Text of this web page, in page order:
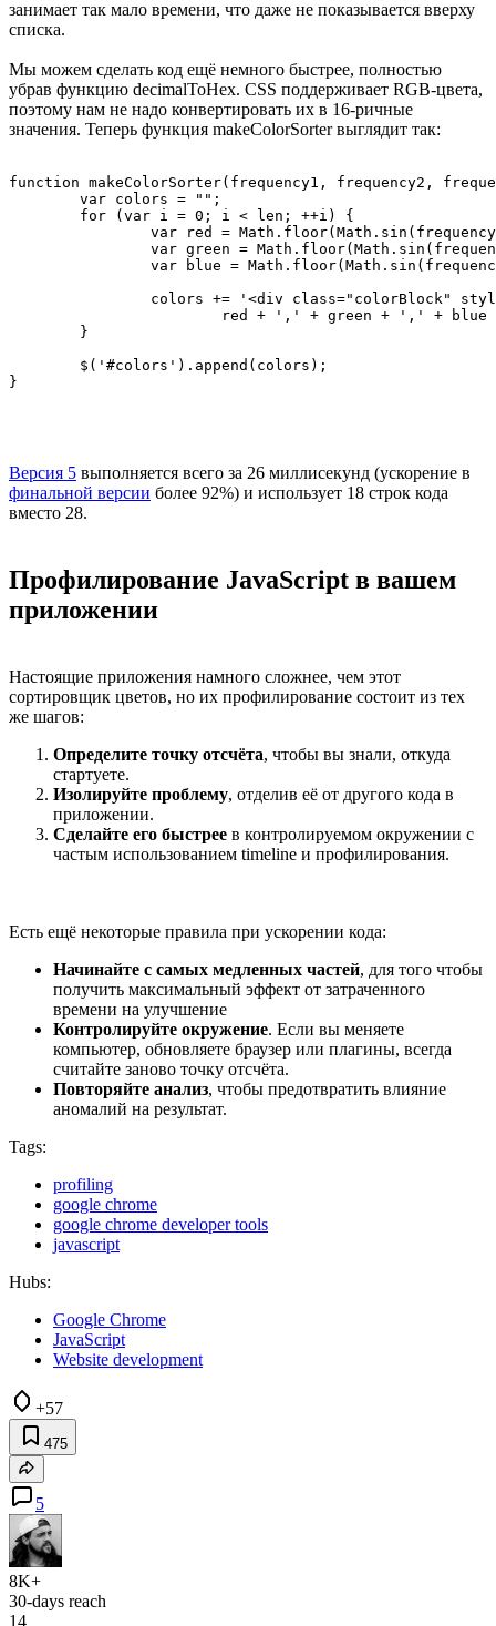
занимает так мало времени, что даже не показывается вверху
списка.
Мы можем сделать код ещё немного быстрее, полностью
убрав функцию decimalToHex. CSS поддерживает RGB-цвета,
поэтому нам не надо конвертировать их в 16-ричные
значения. Теперь функция makeColorSorter выглядит так:
function makeColorSorter(frequency1, frequency2,
Версия 5 выполняется всего за 26 миллисекунд (ускорение в
финальной версии более 92%) и использует 18 строк кода
вместо 28.
Профилирование JavaScript в вашем
приложении
Настоящие приложения намного сложнее, чем этот
сортировщик цветов, но их профилирование состоит из тех
же шагов:
Определите точку отсчёта, чтобы вы знали, откуда
стартуете.
Изолируйте проблему, отделив её от другого кода в
приложении.
Сделайте его быстрее в контролируемом окружении с
частым использованием timeline и профилирования.
Есть ещё некоторые правила при ускорении кода:
Начинайте с самых медленных частей, для того чтобы
получить максимальный эффект от затраченного
времени на улучшение
Контролируйте окружение. Если вы меняете
компьютер, обновляете браузер или плагины, всегда
считайте заново точку отсчёта.
Повторяйте анализ, чтобы предотвратить влияние
аномалий на результат.
Tags:
profiling
google chrome
google chrome developer tools
javascript
Hubs:
Google Chrome
JavaScript
Website development
+57
475
5
8K+
30-days reach
14